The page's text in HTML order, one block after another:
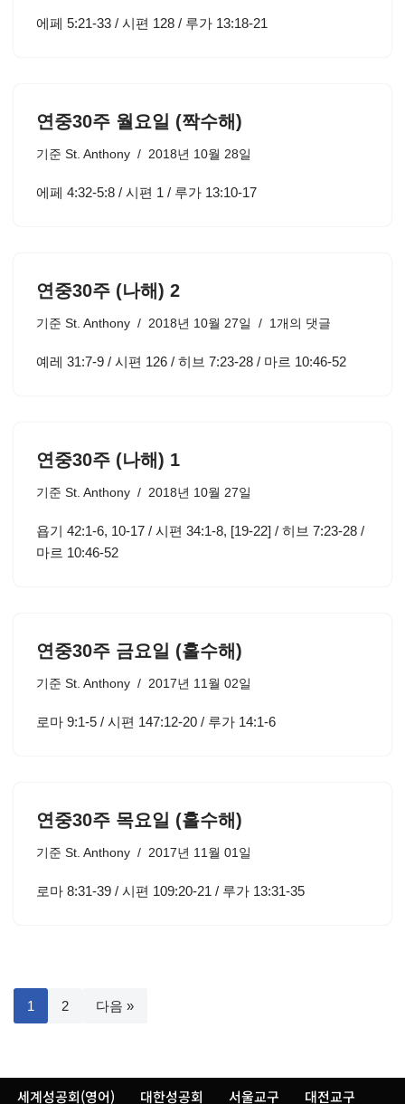
에페 5:21-33 / 시편 128 / 루가 13:18-21
연중30주 월요일 (짝수해)
기준 St. Anthony 2018년 10월 28일
에페 4:32-5:8 / 시편 1 / 루가 13:10-17
연중30주 (나해) 2
기준 St. Anthony 2018년 10월 27일 1개의 댓글
예레 31:7-9 / 시편 126 / 히브 7:23-28 / 마르 10:46-52
연중30주 (나해) 1
기준 St. Anthony 2018년 10월 27일
욥기 42:1-6, 10-17 / 시편 34:1-8, [19-22] / 히브 7:23-28 /
마르 10:46-52
연중30주 금요일 (홀수해)
기준 St. Anthony 2017년 11월 02일
로마 9:1-5 / 시편 147:12-20 / 루가 14:1-6
연중30주 목요일 (홀수해)
기준 St. Anthony 2017년 11월 01일
로마 8:31-39 / 시편 109:20-21 / 루가 13:31-35
1 2 다음 »
세계성공회(영어) 대한성공회 서울교구 대전교구